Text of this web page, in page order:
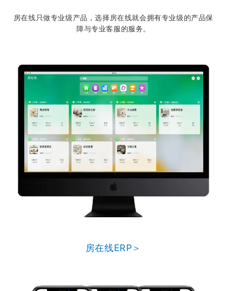
房在线只做专业级产品，选择房在线就会拥有专业级的产品保
障与专业客服的服务。
房在线ERP＞